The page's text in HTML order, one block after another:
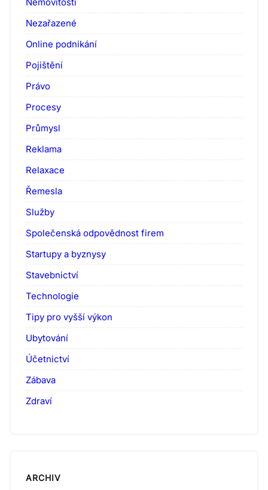
Nezařazené
Online podnikání
Pojištění
Právo
Procesy
Průmysl
Reklama
Relaxace
Řemesla
Služby
Společenská odpovědnost firem
Startupy a byznysy
Stavebnictví
Technologie
Tipy pro vyšší výkon
Ubytování
Účetnictví
Zábava
Zdraví
ARCHIV